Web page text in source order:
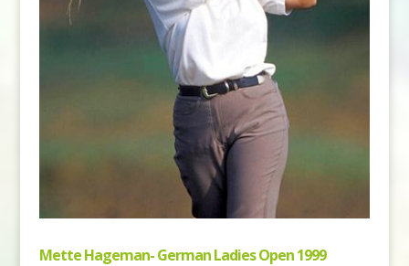
Mette Hageman- German Ladies Open 1999